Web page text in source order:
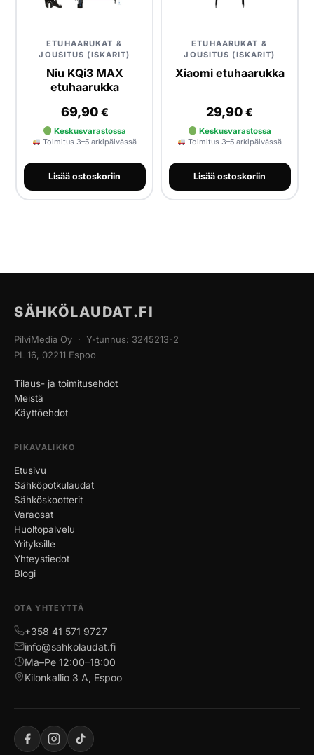
ETUHAARUKAT &
JOUSITUS (ISKARIT)
Niu KQi3 MAX
etuhaarukka
69,90 €
Keskusvarastossa
Toimitus 3–5 arkipäivässä
Lisää ostoskoriin
ETUHAARUKAT &
JOUSITUS (ISKARIT)
Xiaomi etuhaarukka
29,90 €
Keskusvarastossa
Toimitus 3–5 arkipäivässä
Lisää ostoskoriin
SÄHKÖLAUDAT.FI
PilviMedia Oy · Y-tunnus: 3245213-2
PL 16, 02211 Espoo
Tilaus- ja toimitusehdot
Meistä
Käyttöehdot
PIKAVALIKKO
Etusivu
Sähköpotkulaudat
Sähköskootterit
Varaosat
Huoltopalvelu
Yrityksille
Yhteystiedot
Blogi
OTA YHTEYTTÄ
+358 41 571 9727
info@sahkolaudat.fi
Ma–Pe 12:00–18:00
Kilonkallio 3 A, Espoo